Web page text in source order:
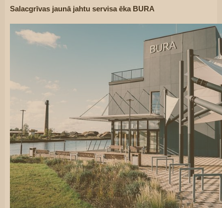
Salacgrīvas jaunā jahtu servisa ēka BURA